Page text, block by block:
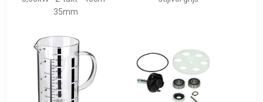
35mm